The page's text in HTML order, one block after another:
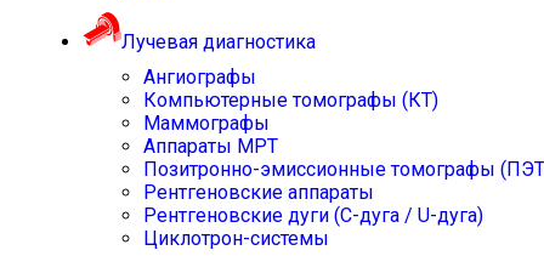
Лучевая диагностика
Ангиографы
Компьютерные томографы (КТ)
Маммографы
Аппараты МРТ
Позитронно-эмиссионные томографы
Рентгеновские аппараты
Рентгеновские дуги (С-дуга / U-дуга)
Циклотрон-системы